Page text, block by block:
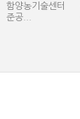
함양농기술센터
준공...